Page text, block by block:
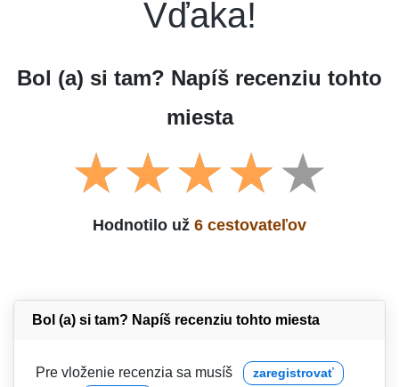
Vďaka!
Bol (a) si tam? Napíš recenziu tohto
miesta
Hodnotilo už 6 cestovateľov
Bol (a) si tam? Napíš recenziu tohto miesta
Pre vloženie recenzia sa musíš zaregistrovať